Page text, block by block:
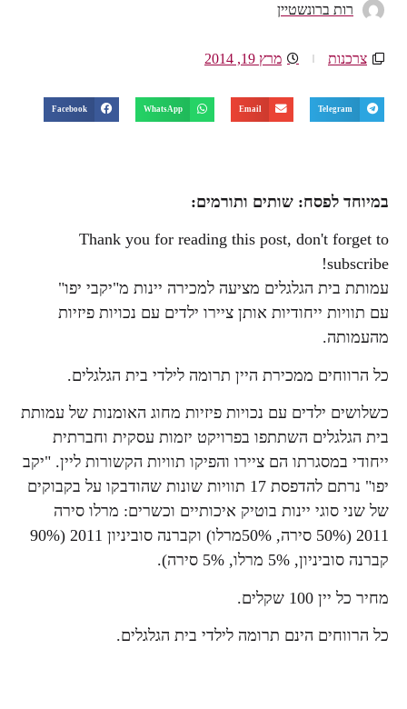
רות ברונשטיין
צרכנות מרץ 19, 2014
Telegram
Email
WhatsApp
Facebook
במיוחד לפסח: שותים ותורמים:
Thank you for reading this post, don't forget to
subscribe!
עמותת בית הגלגלים מציעה למכירה יינות מ"יקבי יפו"
עם תוויות ייחודיות אותן ציירו ילדים עם נכויות פיזיות
מהעמותה.
כל הרווחים ממכירת היין תרומה לילדי בית הגלגלים.
כשלושים ילדים עם נכויות פיזיות מחוג האומנות של עמותת
בית הגלגלים השתתפו בפרויקט יזמות עסקית וחברתית
ייחודי במסגרתו הם ציירו והפיקו תוויות הקשורות ליין. "יקב
יפו" נרתם להדפסת 17 תוויות שונות שהודבקו על בקבוקים
של שני סוגי יינות בוטיק איכותיים וכשרים: מרלו סירה
2011 (50% סירה, 50%מרלו) וקברנה סוביניון 2011 (90%
קברנה סוביניון, 5% מרלו, 5% סירה).
מחיר כל יין 100 שקלים.
כל הרווחים הינם תרומה לילדי בית הגלגלים.